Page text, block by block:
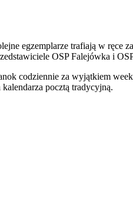
egzemplarze trafiają w ręce
OSP Falejówka i
codziennie za wyjątkiem
pocztą tradycyjną.